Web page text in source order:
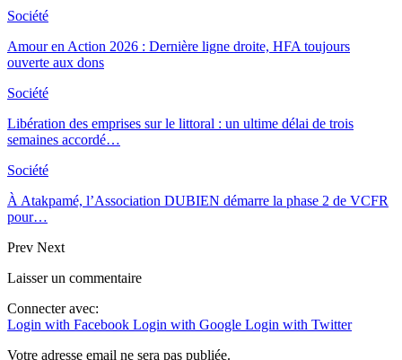
Société
Amour en Action 2026 : Dernière ligne droite, HFA toujours
ouverte aux dons
Société
Libération des emprises sur le littoral : un ultime délai de trois
semaines accordé…
Société
À Atakpamé, l’Association DUBIEN démarre la phase 2 de VCFR
pour…
Prev Next
Laisser un commentaire
Connecter avec:
Login with Facebook Login with Google Login with Twitter
Votre adresse email ne sera pas publiée.